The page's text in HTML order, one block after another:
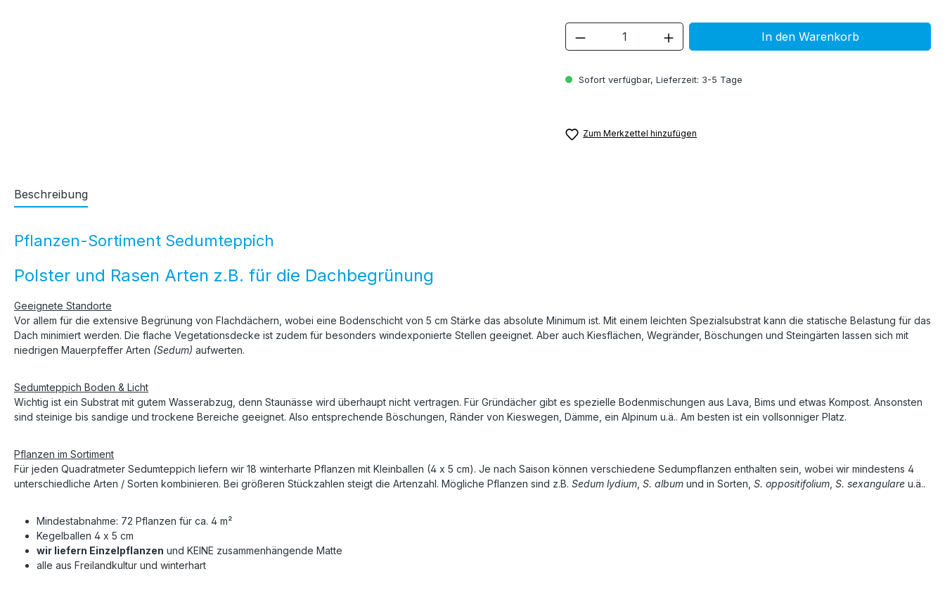
Sofort verfügbar, Lieferzeit: 3-5 Tage
Produkt Anzahl: Gib den gewünschten Wert
In den Warenkorb
Zum Merkzettel hinzufügen
Beschreibung
Pflanzen-Sortiment Sedumteppich
Polster und Rasen Arten z.B. für die Dachbegrünung
Geeignete Standorte
Vor allem für die extensive Begrünung von Flachdächern, wobei eine Bodenschicht von 5 cm Stärke das absolute Minimum ist. Mit einem leichten Spezialsubstrat kann die statische Belastung für das
Dach minimiert werden. Die flache Vegetationsdecke ist zudem für besonders windexponierte Stellen geeignet. Aber auch Kiesflächen, Wegränder, Böschungen und Steingärten lassen sich mit
niedrigen Mauerpfeffer Arten (Sedum) aufwerten.
Sedumteppich Boden & Licht
Wichtig ist ein Substrat mit gutem Wasserabzug, denn Staunässe wird überhaupt nicht vertragen. Für Gründächer gibt es spezielle Bodenmischungen aus Lava, Bims und etwas Kompost. Ansonsten
sind steinige bis sandige und trockene Bereiche geeignet. Also entsprechende Böschungen, Ränder von Kieswegen, Dämme, ein Alpinum u.ä.. Am besten ist ein vollsonniger Platz.
Pflanzen im Sortiment
Für jeden Quadratmeter Sedumteppich liefern wir 18 winterharte Pflanzen mit Kleinballen (4 x 5 cm). Je nach Saison können verschiedene Sedumpflanzen enthalten sein, wobei wir mindestens 4
unterschiedliche Arten / Sorten kombinieren. Bei größeren Stückzahlen steigt die Artenzahl. Mögliche Pflanzen sind z.B. Sedum lydium S. album und in Sorten, S. oppositifolium S. sexangulare u.ä..
Mindestabnahme: 72 Pflanzen für ca. 4 m²
Kegelballen 4 x 5 cm
wir liefern Einzelpflanzen und KEINE zusammenhängende Matte
alle aus Freilandkultur und winterhart